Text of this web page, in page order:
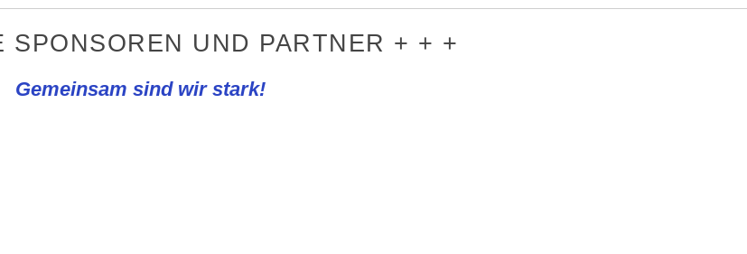
SPONSOREN UND PARTNER + + +
Gemeinsam sind wir stark!